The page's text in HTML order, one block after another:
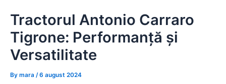
content
Tractorul Antonio Carraro
Tigrone: Performanță și
Versatilitate
By mara /6 august 2024